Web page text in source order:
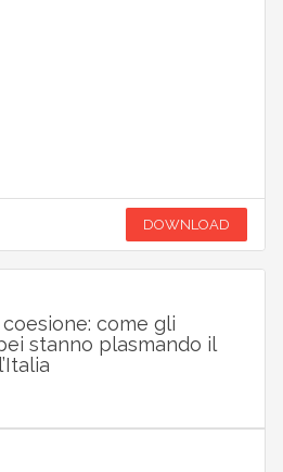
DOWNLOAD
come gli
stanno plasmando il